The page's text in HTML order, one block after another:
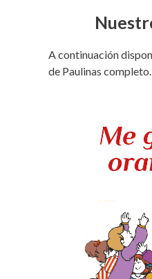
A continuación
de Paulinas completo.